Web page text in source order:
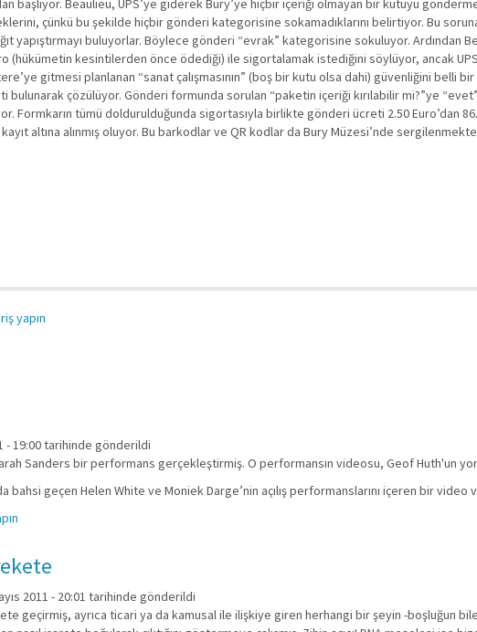
başlıyor. Beaulieu, UPS’ye giderek Bury’ye hiçbir içeriği olmayan bir kutuyu
çünkü bu şekilde hiçbir gönderi kategorisine sokamadıklarını belirtiyor. Bu
yapıştırmayı buluyorlar. Böylece gönderi “evrak” kategorisine sokuluyor. Ardından
(hükümetin kesintilerden önce ödediği) ile sigortalamak istediğini söylüyor, ancak
gitmesi planlanan “sanat çalışmasının” (boş bir kutu olsa dahi) güvenliğini belli
bulunarak çözülüyor. Gönderi formunda sorulan “paketin içeriği kırılabilir mi?”ye
Formkarın tümü doldurulduğunda sigortasıyla birlikte gönderi ücreti 2.50 Euro’dan
altına alınmış oluyor. Bu barkodlar ve QR kodlar da Bury Müzesi’nde
yapın
- 19:00 tarihinde gönderildi
Sanders bir performans gerçekleştirmiş. O performansın videosu, Geof Huth'un
bahsi geçen Helen White ve Moniek Darge’nin açılış performanslarını içeren bir video
2011 - 20:01 tarihinde gönderildi
geçirmiş, ayrıca ticari ya da kamusal ile ilişkiye giren herhangi bir şeyin -boşluğun